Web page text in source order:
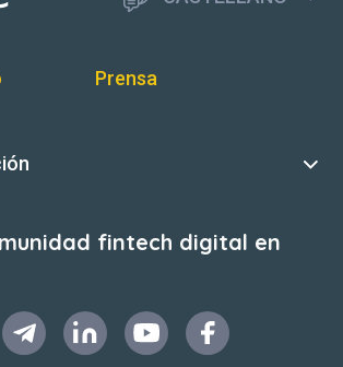
Prensa
fintech digital en